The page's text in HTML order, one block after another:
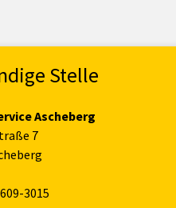
Stelle
Ascheberg
7
3015